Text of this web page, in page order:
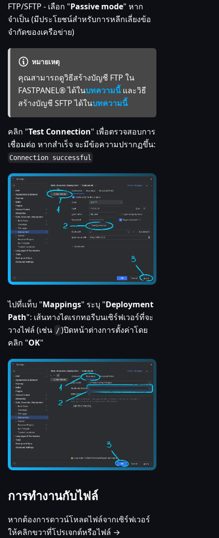
FTP/SFTP - เลือก "Passive mode" หาก
จำเป็น (มีประโยชน์สำหรับการหลีกเลี่ยงข้อ
จำกัดของเครือข่าย)
หมายเหตุ
คุณสามารถดูวิธีสร้างบัญชี FTP ใน
FASTPANEL® ได้ในบทความนี้และวิธี
สร้างบัญชี SFTP ได้ในบทความนี้
คลิก "Test Connection" เพื่อตรวจสอบการ
เชื่อมต่อ หากสำเร็จ จะมีข้อความปรากฏขึ้น:
Connection successful
ไปที่แท็บ "Mappings" ระบุ "Deployment
Path": เส้นทางไดเรกทอรีบนเซิร์ฟเวอร์ที่จะ
วางไฟล์ (เช่น / )ปิดหน้าต่างการตั้งค่าโดย
คลิก "OK"
การทำงานกับไฟล์
หากต้องการดาวน์โหลดไฟล์จากเซิร์ฟเวอร์
ให้คลิกขวาที่โปรเจกต์หรือไฟล์ →